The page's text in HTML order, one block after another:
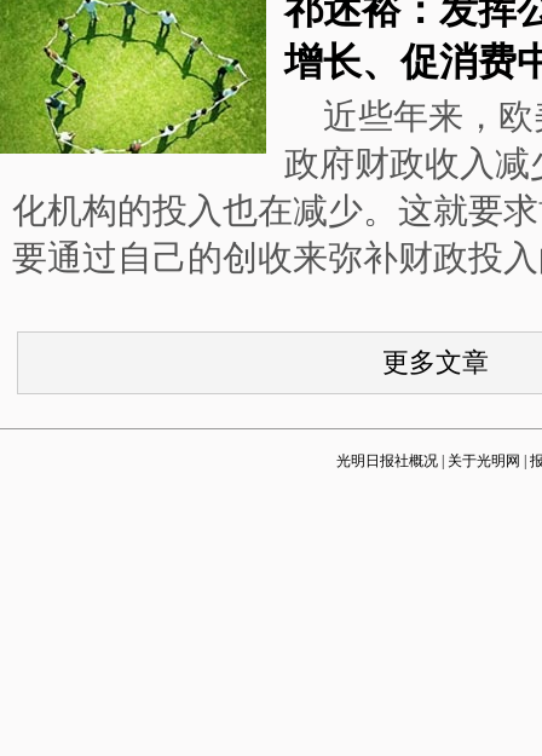
祁述裕：发挥
增长、促消费
近些年来，
政府财政收入
化机构的投入也在减少。这就要
要通过自己的创收来弥补财政投
更多文章
光明日报社概况 关于光明网